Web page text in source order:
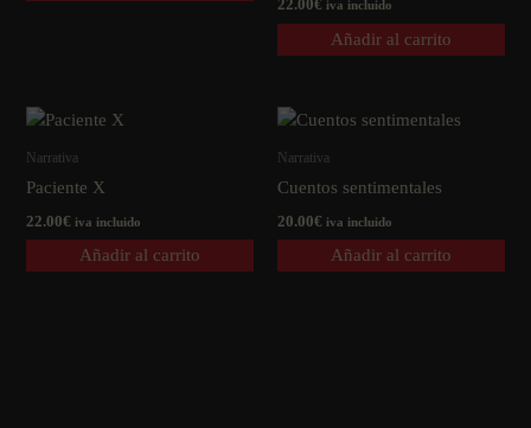
22.00€ iva incluido
Añadir al carrito
Narrativa
Paciente X
22.00€ iva incluido
Añadir al carrito
Narrativa
Cuentos sentimentales
20.00€ iva incluido
Añadir al carrito